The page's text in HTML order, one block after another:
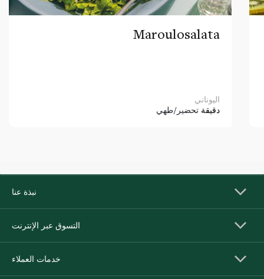
Maroulosalata
اليوناني
دقيقة تحضير/طهي
نبذة عنا
التسوق عبر الإنترنت
خدمات العملاء